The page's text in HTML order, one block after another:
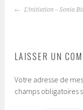
L’initiation – Sonia
LAISSER UN
Votre adresse de
champs obligatoires